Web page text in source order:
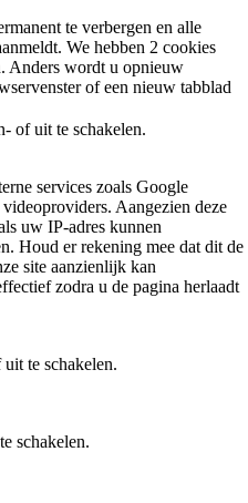
te verbergen en alle
We hebben 2 cookies
Anders wordt u opnieuw
of een nieuw tabblad
of uit te schakelen.
services zoals Google
Aangezien deze
uw IP-adres kunnen
Houd er rekening mee dat dit de
site aanzienlijk kan
zodra u de pagina herlaadt
te schakelen.
schakelen.